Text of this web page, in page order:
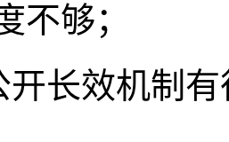
不够；
开长效机制